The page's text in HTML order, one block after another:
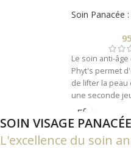
Soin Panacée
Le soin anti-
Phyt's permet
de lifter la
une seconde
épiderme !
SOIN VISAGE PANACÉE
L'excellence du soin